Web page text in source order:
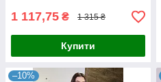
1 117,75 ₴ 1 315 ₴
Купити
–10%